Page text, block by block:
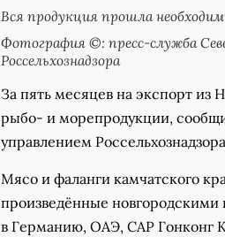
Вся продукция прошла
Фотография ©: пресс-служба
Россельхознадзора
За пять месяцев на экспорт из
рыбо- и морепродукции,
управлением
Мясо и фаланги камчатского
произведённые новгородскими
в Германию, ОАЭ, САР Гонконг